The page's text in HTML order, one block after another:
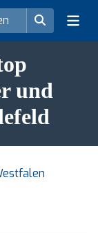
und